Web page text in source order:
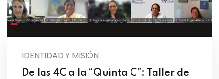
IDENTIDAD Y MISIÓN
De las 4C a la “Quinta C”: Taller de